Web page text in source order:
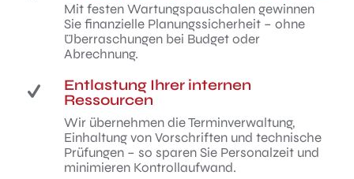
Mit festen Wartungspauschalen gewinnen
Sie finanzielle Planungssicherheit – ohne
Überraschungen bei Budget oder
Abrechnung.
Entlastung Ihrer internen
Ressourcen
Wir übernehmen die Terminverwaltung,
Einhaltung von Vorschriften und technische
Prüfungen – so sparen Sie Personalzeit und
minimieren Kontrollaufwand.